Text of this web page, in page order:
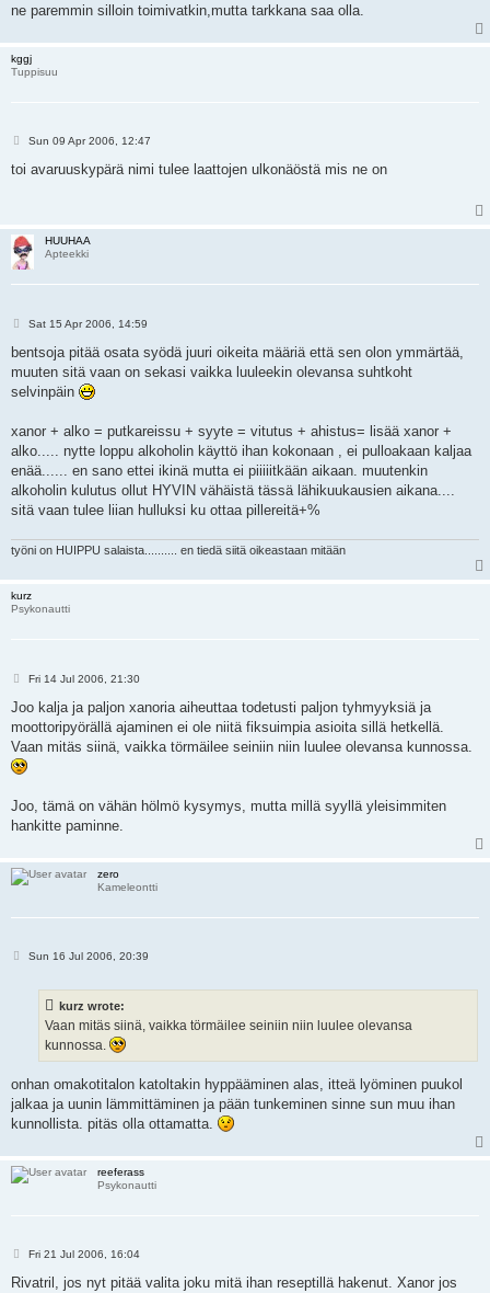
ne paremmin silloin toimivatkin,mutta tarkkana saa olla.
kggj
Tuppisuu
P
s
Sun 09 Apr 2006, 12:47
toi avaruuskypärä nimi tulee laattojen ulkonäöstä mis ne on
HUUHAA
Apteekki
P
s
Sat 15 Apr 2006, 14:59
bentsoja pitää osata syödä juuri oikeita määriä että sen olon ymmärtää,
muuten sitä vaan on sekasi vaikka luuleekin olevansa suhtkoht
selvinpäin
xanor + alko = putkareissu + syyte = vitutus + ahistus= lisää xanor +
alko..... nytte loppu alkoholin käyttö ihan kokonaan , ei pulloakaan kaljaa
enää...... en sano ettei ikinä mutta ei piiiiitkään aikaan. muutenkin
alkoholin kulutus ollut HYVIN vähäistä tässä lähikuukausien aikana....
sitä vaan tulee liian hulluksi ku ottaa pillereitä+%
työni on HUIPPU salaista.......... en tiedä siitä oikeastaan mitään
kurz
Psykonautti
P
s
Fri 14 Jul 2006, 21:30
Joo kalja ja paljon xanoria aiheuttaa todetusti paljon tyhmyyksiä ja
moottoripyörällä ajaminen ei ole niitä fiksuimpia asioita sillä hetkellä.
Vaan mitäs siinä, vaikka törmäilee seiniin niin luulee olevansa kunnossa.
Joo, tämä on vähän hölmö kysymys, mutta millä syyllä yleisimmiten
hankitte paminne.
zero
Kameleontti
PSun 16 Jul 2006, 20:39
kurz wrote:
Vaan mitäs siinä, vaikka törmäilee seiniin niin luulee olevansa
kunnossa.
onhan omakotitalon katoltakin hyppääminen alas, itteä lyöminen puukol
jalkaa ja uunin lämmittäminen ja pään tunkeminen sinne sun muu ihan
kunnollista. pitäs olla ottamatta.
reeferass
Psykonautti
P
s
Fri 21 Jul 2006, 16:04
Rivatril, jos nyt pitää valita joku mitä ihan reseptillä hakenut. Xanor jos